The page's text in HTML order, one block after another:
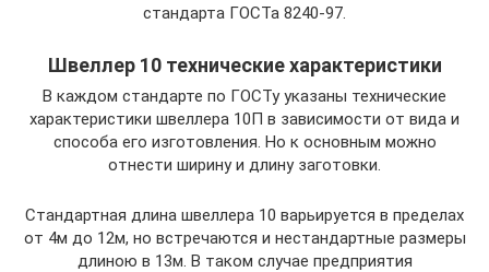
стандарта ГОСТа 8240-97.
Швеллер 10 технические характеристики
В каждом стандарте по ГОСТу указаны технические
характеристики швеллера 10П в зависимости от вида и
способа его изготовления. Но к основным можно
отнести ширину и длину заготовки.
Стандартная длина швеллера 10 варьируется в пределах
от 4м до 12м, но встречаются и нестандартные размеры
длиною в 13м. В таком случае предприятия